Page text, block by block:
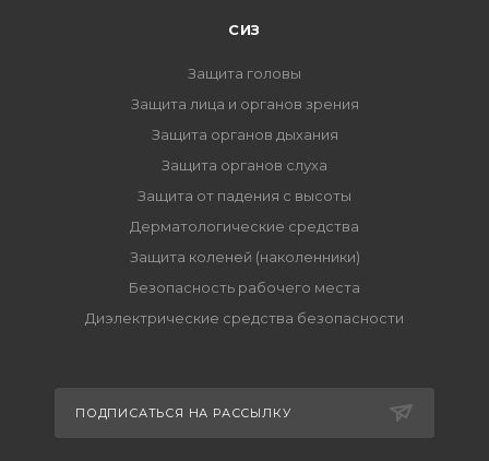
СИЗ
Защита головы
Защита лица и органов зрения
Защита органов дыхания
Защита органов слуха
Защита от падения с высоты
Дерматологические средства
Защита коленей (наколенники)
Безопасность рабочего места
Диэлектрические средства безопасности
ПОДПИСАТЬСЯ НА РАССЫЛКУ